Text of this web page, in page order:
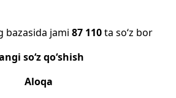
bazasida jami 87 110ta so‘z bor
so‘z qo‘shish
Aloqa